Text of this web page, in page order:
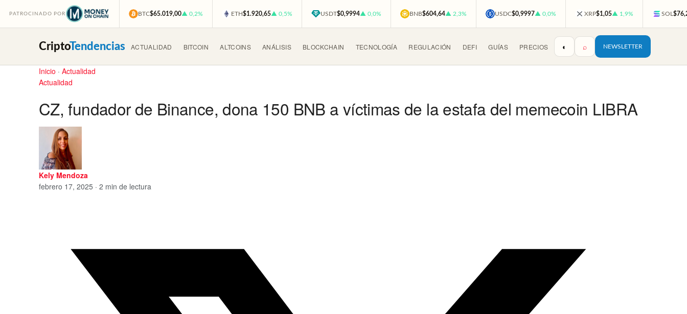
PATROCINADO POR BTC$65.019,00▲ 0,2% ETH$1.920,65▲ 0,5% USDT$0,9994▲ 0,0% BNB$604,64▲ 2,3% USDC$0,9997▲ 0,0% XRP$1,05▲ 1,9% SOL
CriptoTendencias ACTUALIDAD BITCOIN ALTCOINS ANÁLISIS BLOCKCHAIN TECNOLOGÍA REGULACIÓN DEFI GUÍAS PRECIOS ◐ ⌕ NEWSLETTER
Inicio · Actualidad
Actualidad
CZ, fundador de Binance, dona 150 BNB a víctimas de la estafa del memecoin LIBRA
Kely Mendoza
febrero 17, 2025 · 2 min de lectura